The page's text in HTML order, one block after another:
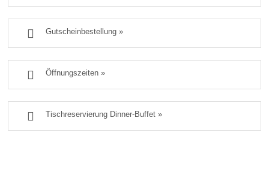
 Gutscheinbestellung »
 Öffnungszeiten »
 Tischreservierung Dinner-Buffet »